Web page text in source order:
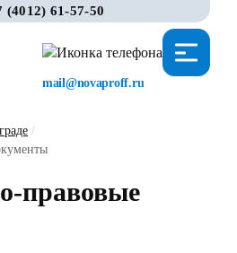
(4012) 61-57-50
mail@novaproff.ru
/
правовые